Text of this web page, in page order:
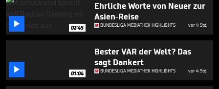
 02:45
Ehrliche Worte von Neuer zur
Asien-Reise
BUNDESLIGA MEDIATHEK HIGHLIGHTS vor 4 Std.
 01:04
Bester VAR der Welt? Das
sagt Dankert
BUNDESLIGA MEDIATHEK HIGHLIGHTS vor 4 Std.